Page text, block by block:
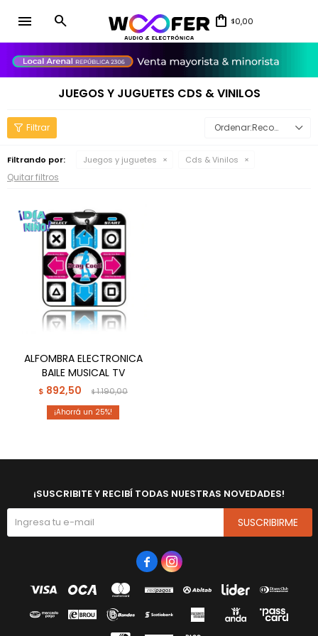
menu $0,00
JUEGOS Y JUGUETES CDS & VINILOS
Recomendados
Filtrando por: Juegos y juguetes Cds & Vinilos
Quitar filtros
ALFOMBRA ELECTRONICA
BAILE MUSICAL TV
$ 892,50 $1.190,00
25
¡SUSCRIBITE Y RECIBÍ TODAS NUESTRAS NOVEDADES!
SUSCRIBIRME
 
close